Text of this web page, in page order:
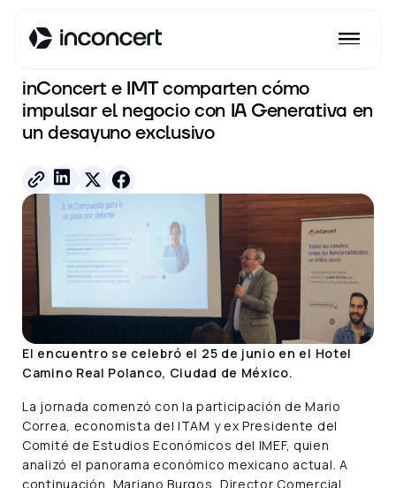
Ver todos los posts
inConcert e IMT comparten cómo
impulsar el negocio con IA Generativa en
un desayuno exclusivo
El encuentro se celebró el 25 de junio en el Hotel
Camino Real Polanco, Ciudad de México.
La jornada comenzó con la participación de Mario
Correa, economista del ITAM y ex Presidente del
Comité de Estudios Económicos del IMEF, quien
analizó el panorama económico mexicano actual. A
continuación, Mariano Burgos, Director Comercial